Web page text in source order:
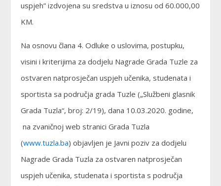
uspjeh” izdvojena su sredstva u iznosu od 60.000,00
KM.
Na osnovu člana 4. Odluke o uslovima, postupku,
visini i kriterijima za dodjelu Nagrade Grada Tuzle za
ostvaren natprosječan uspjeh učenika, studenata i
sportista sa područja grada Tuzle („Službeni glasnik
Grada Tuzla“, broj: 2/19), dana 10.03.2020. godine,
na zvaničnoj web stranici Grada Tuzla
(www.tuzla.ba) objavljen je Javni poziv za dodjelu
Nagrade Grada Tuzla za ostvaren natprosječan
uspjeh učenika, studenata i sportista s područja